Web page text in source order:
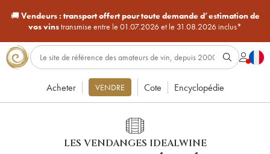
🚚Vendeurs : transport offert pour toute demande d’estimation de
vos vinstransmise entre le 01.07.2026 et le 31.08.2026 inclus*
Acheter VENDRE Cote Encyclopédie
LES VENDANGES IDEALWINE